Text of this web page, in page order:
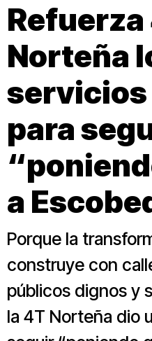
Refuerza
Norteña
para
a
Porque la
construye con
públicos dignos y
la 4T Norteña dio